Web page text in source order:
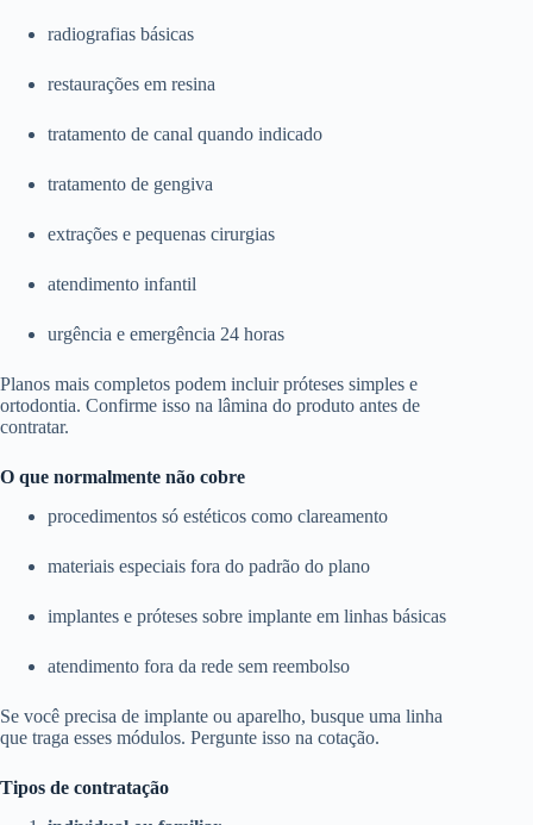
radiografias básicas
restaurações em resina
tratamento de canal quando indicado
tratamento de gengiva
extrações e pequenas cirurgias
atendimento infantil
urgência e emergência 24 horas
Planos mais completos podem incluir próteses simples e
ortodontia. Confirme isso na lâmina do produto antes de
contratar.
O que normalmente não cobre
procedimentos só estéticos como clareamento
materiais especiais fora do padrão do plano
implantes e próteses sobre implante em linhas básicas
atendimento fora da rede sem reembolso
Se você precisa de implante ou aparelho, busque uma linha
que traga esses módulos. Pergunte isso na cotação.
Tipos de contratação